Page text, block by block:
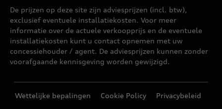
De prijzen op deze site zijn adviesprijzen (incl. btw),
exclusief eventuele installatiekosten. Voor meer
informatie over de actuele verkoopprijs en de eventuele
installatiekosten kunt u contact opnemen met uw
concessiehouder / agent. De adviesprijzen kunnen zonder
voorafgaande kennisgeving worden gewijzigd.
Wettelijke bepalingen Cookie Policy Privacybeleid